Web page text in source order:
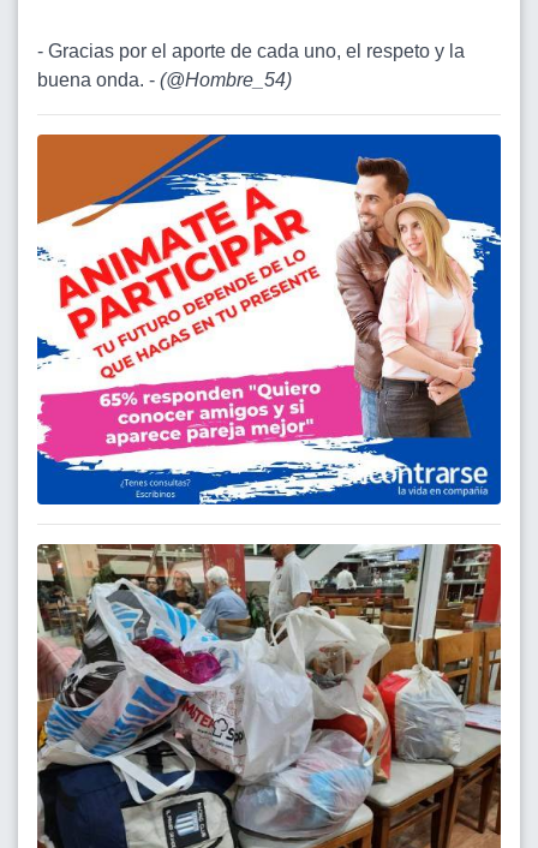
- Gracias por el aporte de cada uno, el respeto y la
buena onda. - (@Hombre_54)